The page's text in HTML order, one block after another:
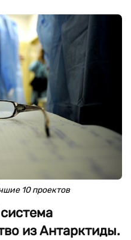
10 проектов
из Антарктиды.